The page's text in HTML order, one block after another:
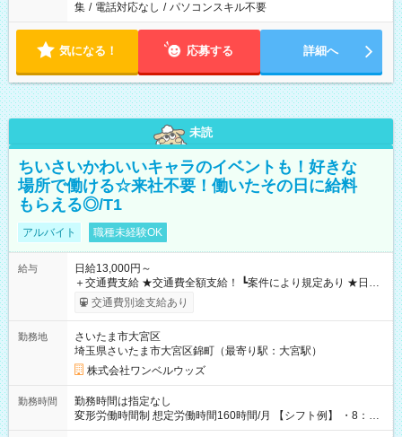
集 / 電話対応なし / パソコンスキル不要
気になる！ 応募する 詳細へ
未読
ちいさいかわいいキャラのイベントも！好きな
場所で働ける☆来社不要！働いたその日に給料
もらえる◎/T1
アルバイト 職種未経験OK
給与
日給13,000円～
＋交通費支給 ★交通費全額支給！ ┗案件により規定あり ★日払
いOK！（規定あり） ┗働いたその日に現金GET♪ お仕事後はコ
ンビニATMから 日払い分を引き落とせます！ 【試用期間】試
交通費別途支給あり
勤務地
さいたま市大宮区
埼玉県さいたま市大宮区錦町（最寄り駅：大宮駅）
株式会社ワンベルウッズ
勤務時間
勤務時間は指定なし
変形労働時間制 想定労働時間160時間/月 【シフト例】 ・8：00
～21：00